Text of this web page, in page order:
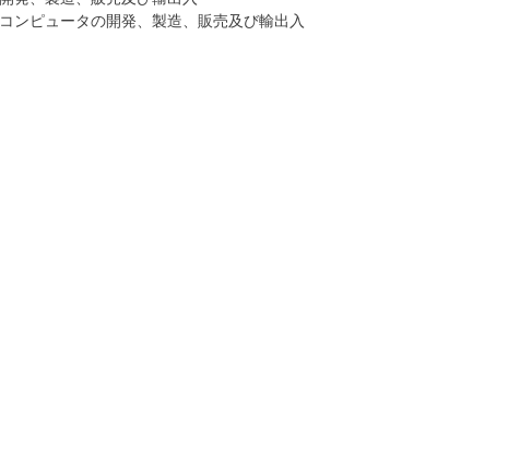
コンピュータの開発、製造、販売及び輸出入